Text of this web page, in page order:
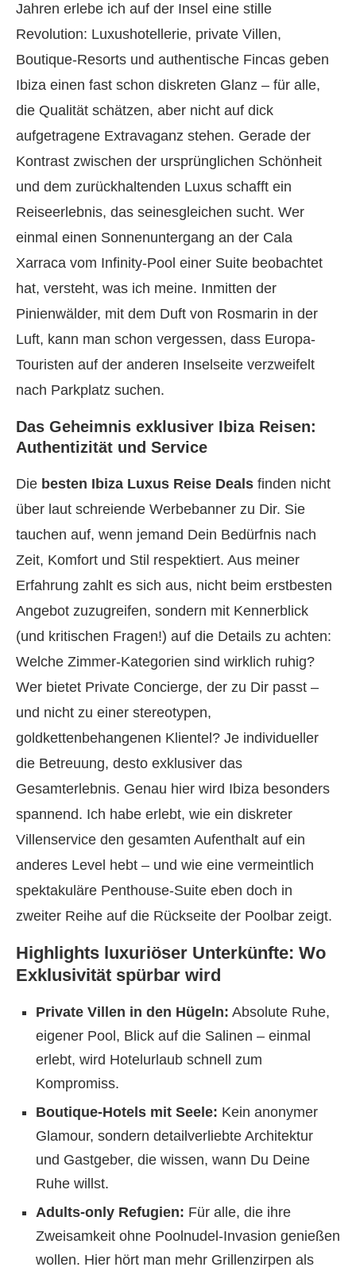
Jahren erlebe ich auf der Insel eine stille
Revolution: Luxushotellerie, private Villen,
Boutique-Resorts und authentische Fincas geben
Ibiza einen fast schon diskreten Glanz – für alle,
die Qualität schätzen, aber nicht auf dick
aufgetragene Extravaganz stehen. Gerade der
Kontrast zwischen der ursprünglichen Schönheit
und dem zurückhaltenden Luxus schafft ein
Reiseerlebnis, das seinesgleichen sucht. Wer
einmal einen Sonnenuntergang an der Cala
Xarraca vom Infinity-Pool einer Suite beobachtet
hat, versteht, was ich meine. Inmitten der
Pinienwälder, mit dem Duft von Rosmarin in der
Luft, kann man schon vergessen, dass Europa-
Touristen auf der anderen Inselseite verzweifelt
nach Parkplatz suchen.
Das Geheimnis exklusiver Ibiza Reisen:
Authentizität und Service
Die besten Ibiza Luxus Reise Deals finden nicht
über laut schreiende Werbebanner zu Dir. Sie
tauchen auf, wenn jemand Dein Bedürfnis nach
Zeit, Komfort und Stil respektiert. Aus meiner
Erfahrung zahlt es sich aus, nicht beim erstbesten
Angebot zuzugreifen, sondern mit Kennerblick
(und kritischen Fragen!) auf die Details zu achten:
Welche Zimmer-Kategorien sind wirklich ruhig?
Wer bietet Private Concierge, der zu Dir passt –
und nicht zu einer stereotypen,
goldkettenbehangenen Klientel? Je individueller
die Betreuung, desto exklusiver das
Gesamterlebnis. Genau hier wird Ibiza besonders
spannend. Ich habe erlebt, wie ein diskreter
Villenservice den gesamten Aufenthalt auf ein
anderes Level hebt – und wie eine vermeintlich
spektakuläre Penthouse-Suite eben doch in
zweiter Reihe auf die Rückseite der Poolbar zeigt.
Highlights luxuriöser Unterkünfte: Wo
Exklusivität spürbar wird
Private Villen in den Hügeln: Absolute Ruhe,
eigener Pool, Blick auf die Salinen – einmal
erlebt, wird Hotelurlaub schnell zum
Kompromiss.
Boutique-Hotels mit Seele: Kein anonymer
Glamour, sondern detailverliebte Architektur
und Gastgeber, die wissen, wann Du Deine
Ruhe willst.
Adults-only Refugien: Für alle, die ihre
Zweisamkeit ohne Poolnudel-Invasion genießen
wollen. Hier hört man mehr Grillenzirpen als